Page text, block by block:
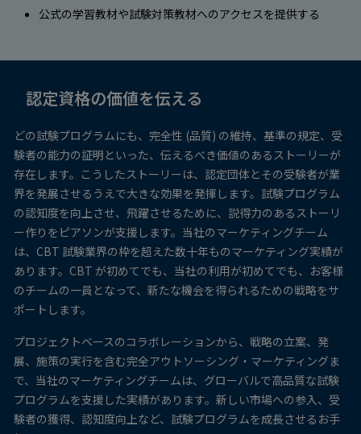
公式の学習教材や試験対策教材へのアクセスを提供する
認定資格の価値を伝える
どの試験プログラムにも、完全性 (品質) の維持、基準の規定、受
験者の能力の証明といった、伝えるべき価値のあるストーリーが
存在します。こうしたストーリーは、認定団体とその受験者が業
界を発展させるうえで大きな効果を発揮します。試験プログラム
の認知度を向上させ、飛躍させるために、説得力のあるストーリ
ー作りをピアソンが支援します。当社のマーケティングチーム
は、CBT 試験業界の枠を超えた数十年ものマーケティング実績が
あります。CBT が初めてでも、当社の利用が初めてでも、お客様
のチームの一員となって、新たな機会を得られるための戦略をサ
ポートします。
プロジェクトベースのコラボレーションから、戦略の立案、発
展、施策の実行を含む完全アウトソーシング・マーケティングま
で、当社のマーケティングチームは、グローバルで高品質な試験
プログラムを支援した実績があります。新しい市場への参入、受
験者の獲得、認知度向上など、試験プログラムを成長させるお手